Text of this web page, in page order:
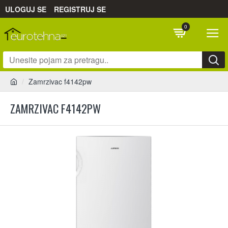
ULOGUJ SE REGISTRUJ SE
0
Zamrzivac f4142pw
ZAMRZIVAC F4142PW